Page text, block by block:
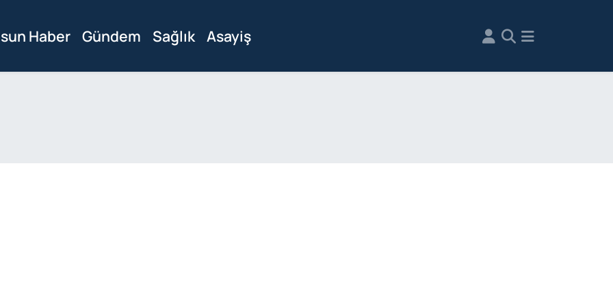
Haber Gündem Sağlık Asayiş